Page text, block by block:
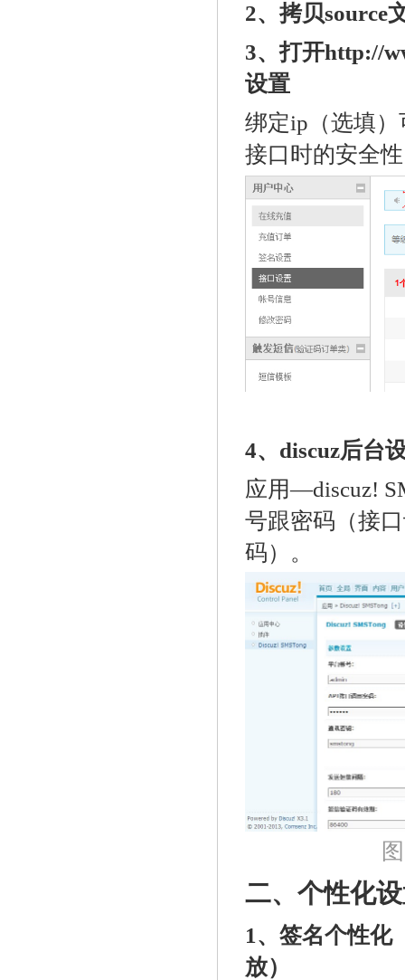
2、拷贝source
3、打开http://
设置
绑定ip（选填
接口时的安全
4、discuz后台
应用—discuz!
号跟密码（接
码）。
二、个性化
1、签名个性化
放）